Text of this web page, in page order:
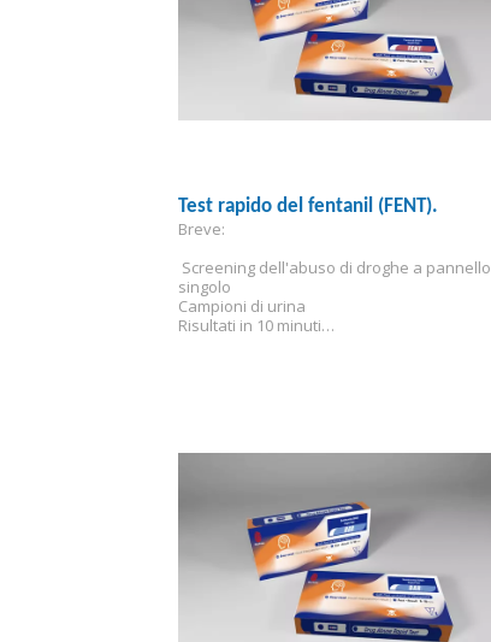
Test rapido del fentanil (FENT).
Breve:
Screening dell'abuso di droghe a pannello
singolo
Campioni di urina
Risultati in 10 minuti